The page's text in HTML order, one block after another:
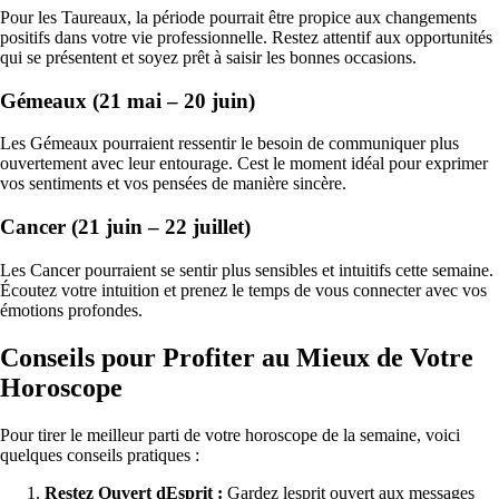
Pour les Taureaux, la période pourrait être propice aux changements
positifs dans votre vie professionnelle. Restez attentif aux opportunités
qui se présentent et soyez prêt à saisir les bonnes occasions.
Gémeaux (21 mai – 20 juin)
Les Gémeaux pourraient ressentir le besoin de communiquer plus
ouvertement avec leur entourage. Cest le moment idéal pour exprimer
vos sentiments et vos pensées de manière sincère.
Cancer (21 juin – 22 juillet)
Les Cancer pourraient se sentir plus sensibles et intuitifs cette semaine.
Écoutez votre intuition et prenez le temps de vous connecter avec vos
émotions profondes.
Conseils pour Profiter au Mieux de Votre
Horoscope
Pour tirer le meilleur parti de votre horoscope de la semaine, voici
quelques conseils pratiques :
Restez Ouvert dEsprit : Gardez lesprit ouvert aux messages